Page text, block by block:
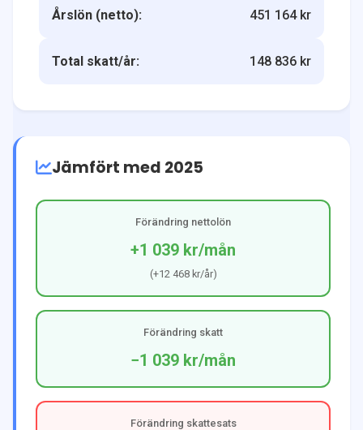
Årslön (netto): 451 164 kr
Total skatt/år: 148 836 kr
Jämfört med 2025
Förändring nettolön
+1 039 kr/mån
(+12 468 kr/år)
Förändring skatt
−1 039 kr/mån
Förändring skattesats